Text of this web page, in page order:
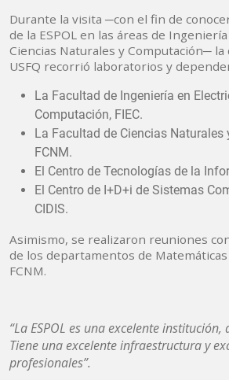
Durante la visita ─con el fin de
de la ESPOL en las áreas de
Ciencias Naturales y Computación─ la
USFQ recorrió laboratorios y
La Facultad de Ingeniería en
Computación, FIEC.
La Facultad de Ciencias Naturales
FCNM.
El Centro de Tecnologías de la
El Centro de I+D+i de Sistemas
CIDIS.
Asimismo, se realizaron reuniones
de los departamentos de Matemáticas
FCNM.
“La ESPOL es una excelente
Tiene una excelente infraestructura y
profesionales”.